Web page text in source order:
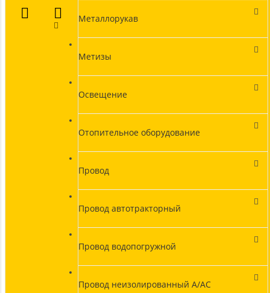
Металлорукав
Метизы
Освещение
Отопительное оборудование
Провод
Провод автотракторный
Провод водопогружной
Провод неизолированный А/АС